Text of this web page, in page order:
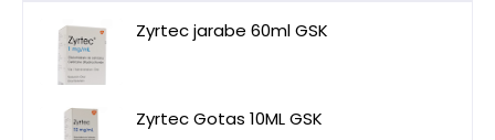
Zyrtec jarabe 60ml GSK
Zyrtec Gotas 10ML GSK